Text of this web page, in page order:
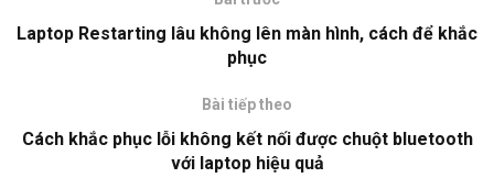
Laptop Restarting lâu không lên màn hình, cách để khắc
phục
Bài tiếp theo
Cách khắc phục lỗi không kết nối được chuột bluetooth
với laptop hiệu quả